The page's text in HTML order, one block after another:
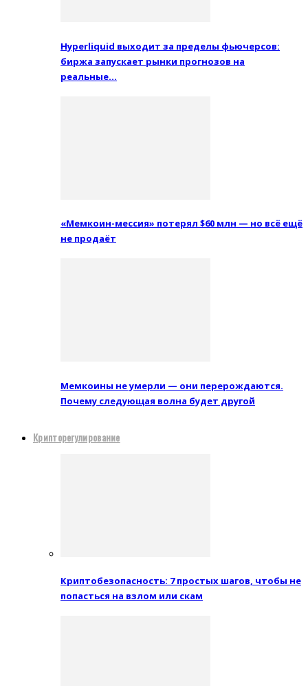
Hyperliquid выходит за пределы фьючерсов:
биржа запускает рынки прогнозов на
реальные…
«Мемкоин-мессия» потерял $60 млн — но всё ещё
не продаёт
Мемкоины не умерли — они перерождаются.
Почему следующая волна будет другой
Крипторегулирование
Криптобезопасность: 7 простых шагов, чтобы не
попасться на взлом или скам